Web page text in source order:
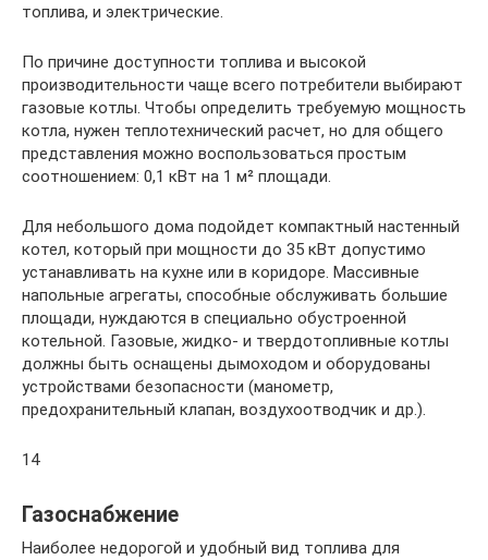
топлива, и электрические.
По причине доступности топлива и высокой
производительности чаще всего потребители выбирают
газовые котлы. Чтобы определить требуемую мощность
котла, нужен теплотехнический расчет, но для общего
представления можно воспользоваться простым
соотношением: 0,1 кВт на 1 м² площади.
Для небольшого дома подойдет компактный настенный
котел, который при мощности до 35 кВт допустимо
устанавливать на кухне или в коридоре. Массивные
напольные агрегаты, способные обслуживать большие
площади, нуждаются в специально обустроенной
котельной. Газовые, жидко- и твердотопливные котлы
должны быть оснащены дымоходом и оборудованы
устройствами безопасности (манометр,
предохранительный клапан, воздухоотводчик и др.).
14
Газоснабжение
Наиболее недорогой и удобный вид топлива для